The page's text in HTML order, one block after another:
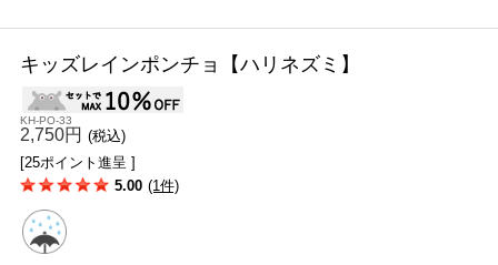
キッズレインポンチョ【ハリネズミ】
KH-PO-33
2,750円 (税込)
[25ポイント進呈 ]
5.00 (1件)